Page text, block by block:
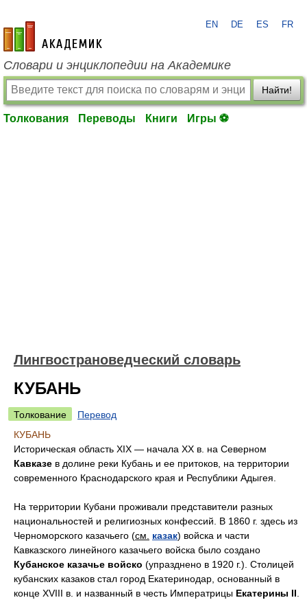
academic.ru
EN DE ES FR
Словари и энциклопедии на Академике
Найти!
Толкования Переводы Книги Игры ⚽
Лингвострановедческий словарь
КУБАНЬ
Толкование
Перевод
КУБАНЬ
Историческая область ХIХ — начала XX в. на Северном
Кавказе в долине реки Кубань и ее притоков, на территории
современного Краснодарского края и Республики Адыгея.
На территории Кубани проживали представители разных
национальностей и религиозных конфессий. В 1860 г. здесь из
Черноморского казачьего (см. казак) войска и части
Кавказского линейного казачьего войска было создано
Кубанское казачье войско (упразднено в 1920 г.). Столицей
кубанских казаков стал город Екатеринодар, основанный в
конце ХVIII в. и названный в честь Императрицы Екатерины II